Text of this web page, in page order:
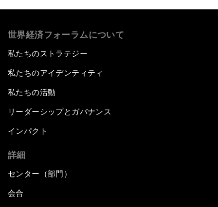
世界経済フォーラムについて
私たちのストラテジー
私たちのアイデンティティ
私たちの活動
リーダーシップとガバナンス
インパクト
詳細
センター（部門）
会合